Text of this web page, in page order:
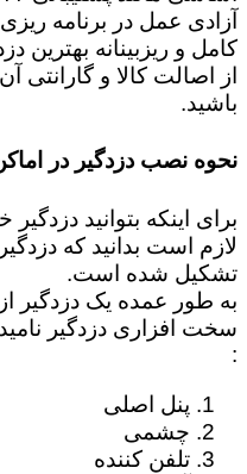
آزادی عمل در برنامه
کامل و ریزبینانه بهترین
از اصالت کالا و گارانتی
باشید.
نحوه نصب دزدگیر در
برای اینکه بتوانید
لازم است بدانید که
تشکیل شده است.
به طور عمده یک دزدگیر
سخت افزاری دزدگیر
:
پنل اصلی
چشمی
تلفن کننده